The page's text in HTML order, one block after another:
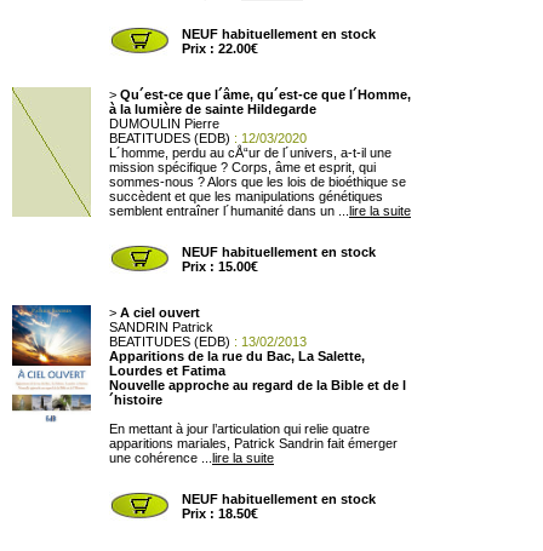
NEUF habituellement en stock
Prix : 22.00€
> Qu´est-ce que l´âme, qu´est-ce que l´Homme,
à la lumière de sainte Hildegarde
DUMOULIN Pierre
BEATITUDES (EDB) : 12/03/2020
L´homme, perdu au cÅ“ur de l´univers, a-t-il une
mission spécifique ? Corps, âme et esprit, qui
sommes-nous ? Alors que les lois de bioéthique se
succèdent et que les manipulations génétiques
semblent entraîner l´humanité dans un ... lire la suite
NEUF habituellement en stock
Prix : 15.00€
> A ciel ouvert
SANDRIN Patrick
BEATITUDES (EDB) : 13/02/2013
Apparitions de la rue du Bac, La Salette,
Lourdes et Fatima
Nouvelle approche au regard de la Bible et de l
´histoire
En mettant à jour l’articulation qui relie quatre
apparitions mariales, Patrick Sandrin fait émerger
une cohérence ... lire la suite
NEUF habituellement en stock
Prix : 18.50€